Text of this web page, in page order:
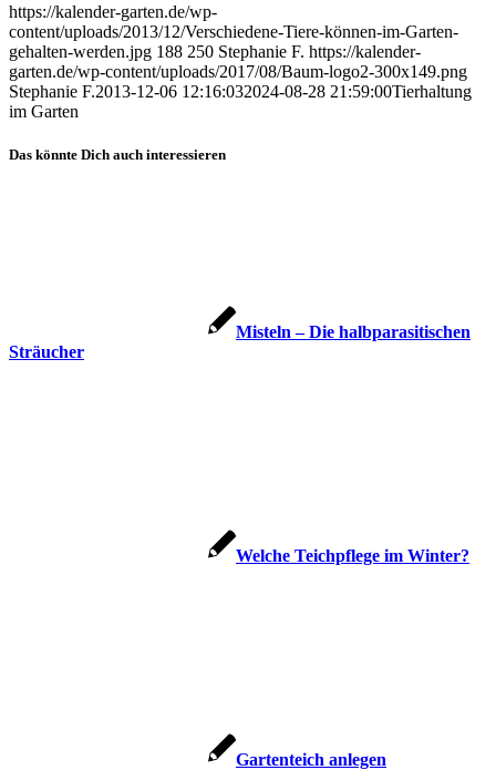
https://kalender-garten.de/wp-
content/uploads/2013/12/Verschiedene-Tiere-können-im-Garten-
gehalten-werden.jpg 188 250 Stephanie F. https://kalender-
garten.de/wp-content/uploads/2017/08/Baum-logo2-300x149.png
Stephanie F.2013-12-06 12:16:032024-08-28 21:59:00Tierhaltung
im Garten
Das könnte Dich auch interessieren
Misteln – Die halbparasitischen
Sträucher
Welche Teichpflege im Winter?
Gartenteich anlegen